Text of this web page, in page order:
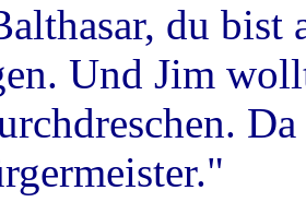
du bist
Und Jim